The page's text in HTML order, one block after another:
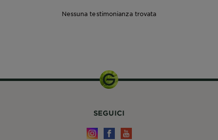
Nessuna testimonianza trovata
SEGUICI